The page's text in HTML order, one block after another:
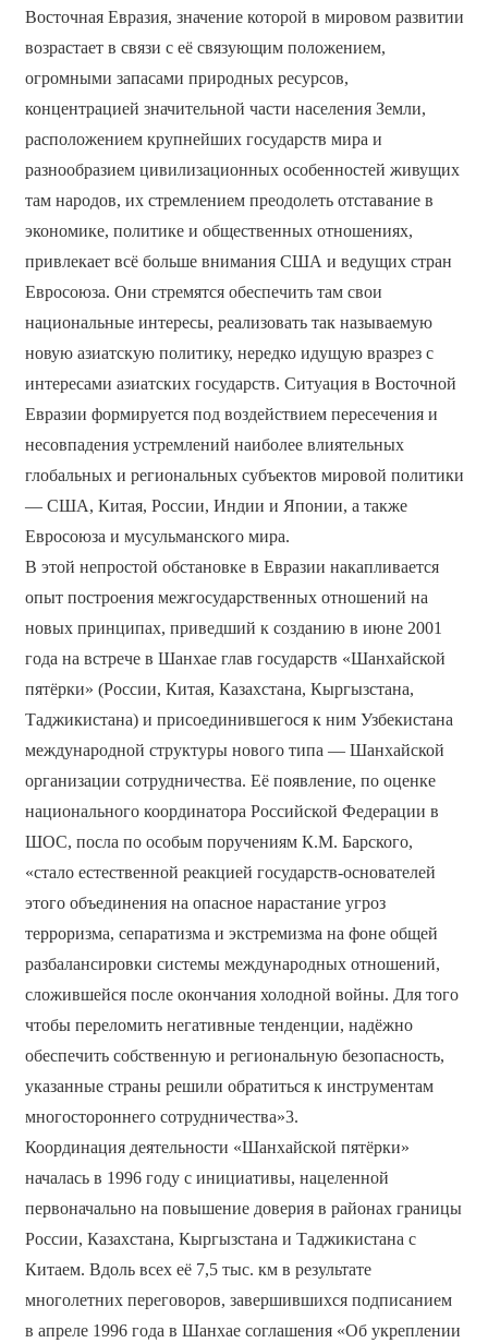
Восточная Евразия, значение которой в мировом развитии
возрастает в связи с её связующим положением,
огромными запасами природных ресурсов,
концентрацией значительной части населения Земли,
расположением крупнейших государств мира и
разнообразием цивилизационных особенностей живущих
там народов, их стремлением преодолеть отставание в
экономике, политике и общественных отношениях,
привлекает всё больше внимания США и ведущих стран
Евросоюза. Они стремятся обеспечить там свои
национальные интересы, реализовать так называемую
новую азиатскую политику, нередко идущую вразрез с
интересами азиатских государств. Ситуация в Восточной
Евразии формируется под воздействием пересечения и
несовпадения устремлений наиболее влиятельных
глобальных и региональных субъектов мировой политики
— США, Китая, России, Индии и Японии, а также
Евросоюза и мусульманского мира.
В этой непростой обстановке в Евразии накапливается
опыт построения межгосударственных отношений на
новых принципах, приведший к созданию в июне 2001
года на встрече в Шанхае глав государств «Шанхайской
пятёрки» (России, Китая, Казахстана, Кыргызстана,
Таджикистана) и присоединившегося к ним Узбекистана
международной структуры нового типа — Шанхайской
организации сотрудничества. Её появление, по оценке
национального координатора Российской Федерации в
ШОС, посла по особым поручениям К.М. Барского,
«стало естественной реакцией государств-основателей
этого объединения на опасное нарастание угроз
терроризма, сепаратизма и экстремизма на фоне общей
разбалансировки системы международных отношений,
сложившейся после окончания холодной войны. Для того
чтобы переломить негативные тенденции, надёжно
обеспечить собственную и региональную безопасность,
указанные страны решили обратиться к инструментам
многостороннего сотрудничества»3.
Координация деятельности «Шанхайской пятёрки»
началась в 1996 году с инициативы, нацеленной
первоначально на повышение доверия в районах границы
России, Казахстана, Кыргызстана и Таджикистана с
Китаем. Вдоль всех её 7,5 тыс. км в результате
многолетних переговоров, завершившихся подписанием
в апреле 1996 года в Шанхае соглашения «Об укреплении